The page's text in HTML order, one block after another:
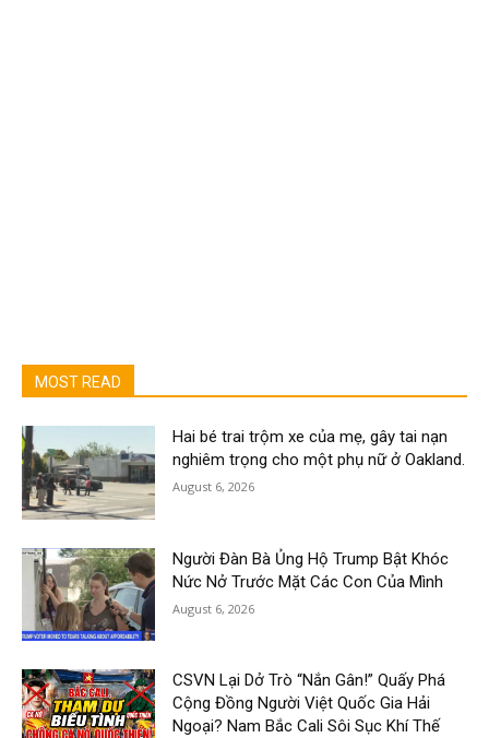
MOST READ
Hai bé trai trộm xe của mẹ, gây tai nạn
nghiêm trọng cho một phụ nữ ở Oakland.
August 6, 2026
Người Đàn Bà Ủng Hộ Trump Bật Khóc
Nức Nở Trước Mặt Các Con Của Mình
August 6, 2026
CSVN Lại Dở Trò “Nắn Gân!” Quấy Phá
Cộng Đồng Người Việt Quốc Gia Hải
Ngoại? Nam Bắc Cali Sôi Sục Khí Thế